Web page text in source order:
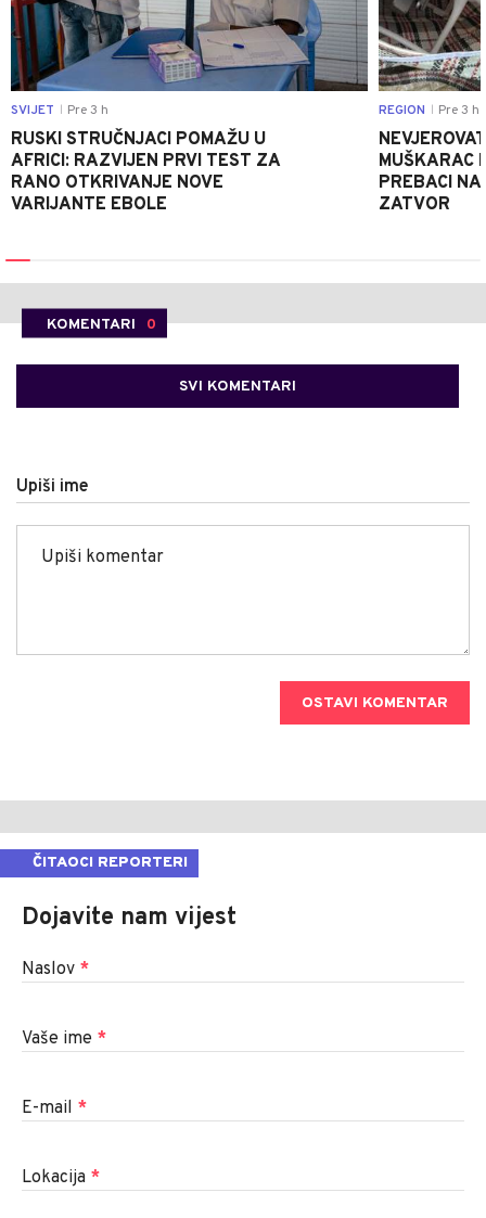
SVIJET Pre 3 h
RUSKI STRUČNJACI POMAŽU U
AFRICI: RAZVIJEN PRVI TEST ZA
RANO OTKRIVANJE NOVE
VARIJANTE EBOLE
REGION Pre 3 h
MUŠKARAC
PREBACI
ZATVOR
KOMENTARI 0
SVI KOMENTARI
Upiši ime
OSTAVI KOMENTAR
ČITAOCI REPORTERI
Dojavite nam vijest
Naslov *
Vaše ime *
E-mail *
Lokacija *